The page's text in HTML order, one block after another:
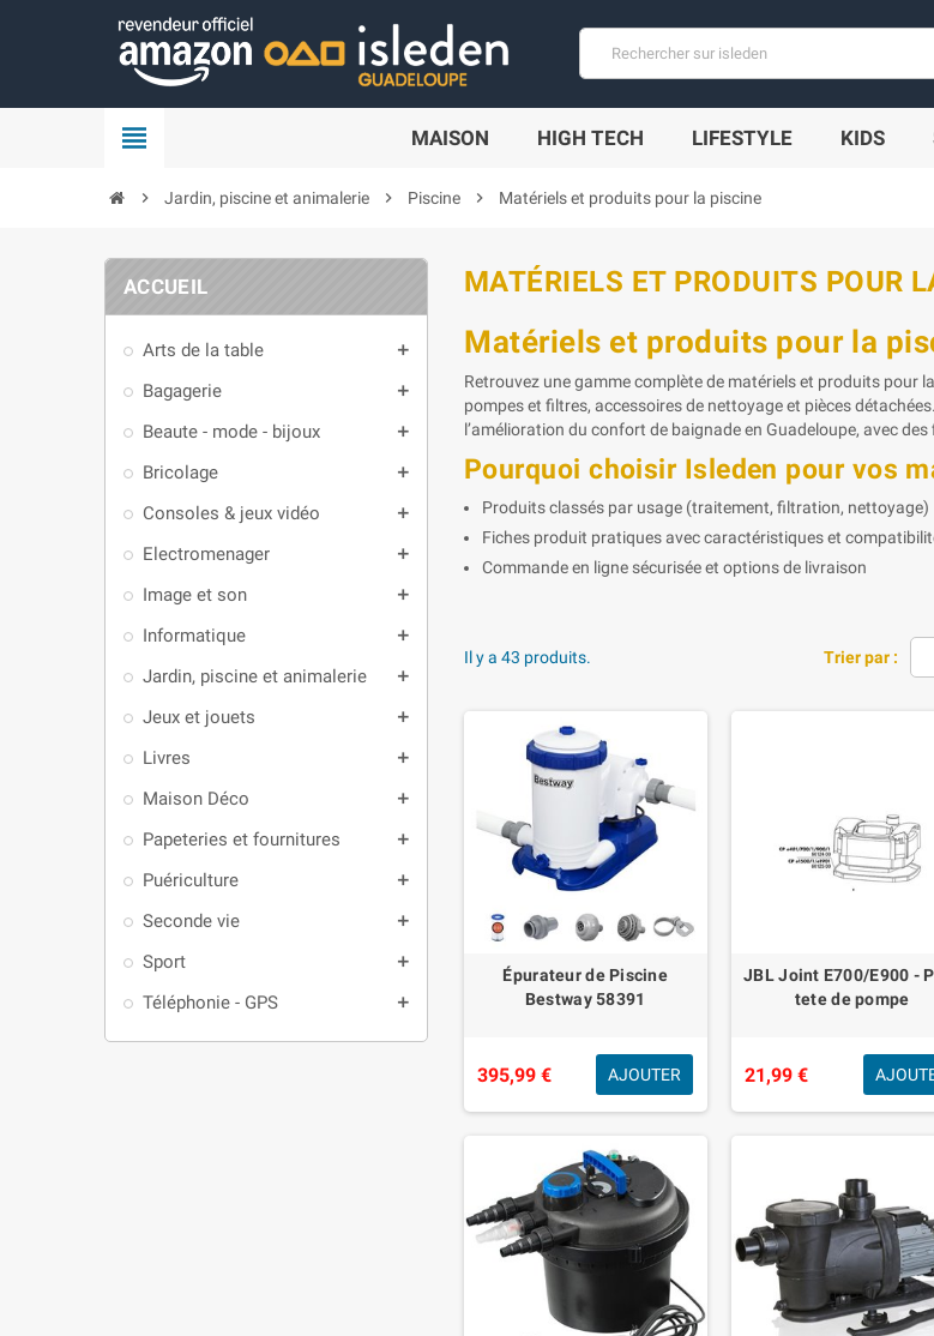
view_headline MAISON HIGH TECH LIFESTYLE KIDS
chevron_right Jardin, piscine et animalerie chevron_right Piscine chevron_right Matériels et produits pour la piscine
ACCUEIL
Arts de la table add
Bagagerie add
Beaute - mode - bijoux add
Bricolage add
Consoles & jeux vidéo add
Electromenager add
Image et son add
Informatique add
Jardin, piscine et animalerie add
Jeux et jouets add
Livres add
Maison Déco add
Papeteries et fournitures add
Puériculture add
Seconde vie add
Sport add
Téléphonie - GPS add
MATÉRIELS ET PRODUITS POUR
Matériels et produits pour la
Retrouvez une gamme complète de matériels et produits pour
pompes et filtres, accessoires de nettoyage et pièces
l’amélioration du confort de baignade en Guadeloupe, avec
Pourquoi choisir Isleden pour vos
Produits classés par usage (traitement, filtration, nettoyage)
Fiches produit pratiques avec caractéristiques et
Commande en ligne sécurisée et options de livraison
Trier par :
Il y a 43 produits.
Épurateur de Piscine
Bestway 58391
395,99 € AJOUTER
JBL Joint E700/E900 -
tete de pompe
21,99 €